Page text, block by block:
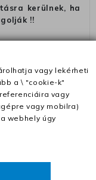
kerülnek, ha
!!
területén, 2-3
/ sms-ben
díjat
vagy lekérheti
a \ "cookie-k"
vagy
vagy mobilra)
webhely úgy